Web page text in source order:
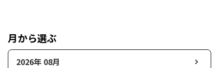
月から選ぶ
2026年 08月